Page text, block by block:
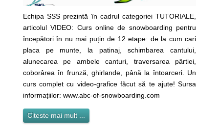
Echipa SSS prezintă în cadrul categoriei TUTORIALE,
articolul VIDEO: Curs online de snowboarding pentru
începători în nu mai puțin de 12 etape: de la cum cari
placa pe munte, la patinaj, schimbarea cantului,
alunecarea pe ambele canturi, traversarea pârtiei,
coborârea în frunză, ghirlande, până la întoarceri. Un
curs complet cu video-grafice făcut să te ajute! Sursa
informațiilor: www.abc-of-snowboarding.com
Citeste mai mult ...